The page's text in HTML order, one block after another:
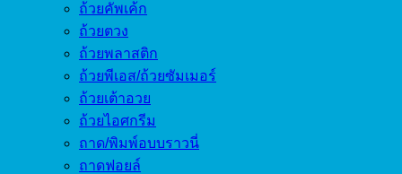
ถ้วยคัพเค้ก
ถ้วยตวง
ถ้วยพลาสติก
ถ้วยพีเอส/ถ้วยซัมเมอร์
ถ้วยเต้าอวย
ถ้วยไอศกรีม
ถาด/พิมพ์อบบราวนี่
ถาดฟอยล์